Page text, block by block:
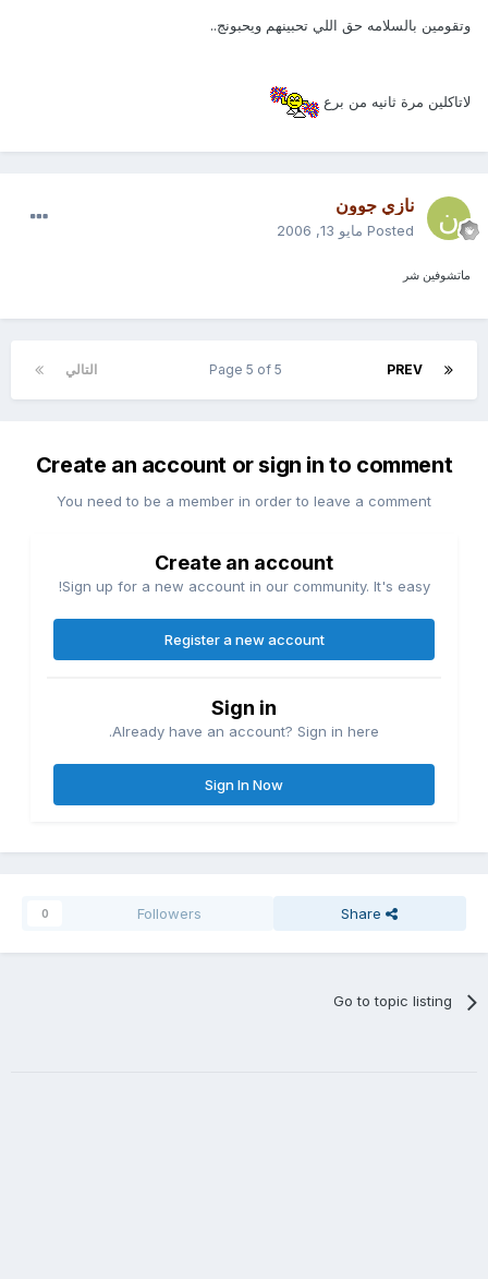
وتقومين بالسلامه حق اللي تحبينهم ويحبونج..
لاتاكلين مرة ثانيه من برع
نازي جوون
Posted مايو 13, 2006
ماتشوفين شر
PREV التالي Page 5 of 5
Create an account or sign in to comment
You need to be a member in order to leave a comment
Create an account
Sign up for a new account in our community. It's easy!
Register a new account
Sign in
Already have an account? Sign in here.
Sign In Now
Share
Followers
0
Go to topic listing